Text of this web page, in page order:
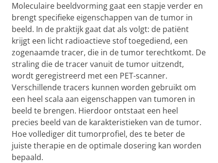
Moleculaire beeldvorming gaat een stapje verder en
brengt specifieke eigenschappen van de tumor in
beeld. In de praktijk gaat dat als volgt: de patiënt
krijgt een licht radioactieve stof toegediend, een
zogenaamde tracer, die in de tumor terechtkomt. De
straling die de tracer vanuit de tumor uitzendt,
wordt geregistreerd met een PET-scanner.
Verschillende tracers kunnen worden gebruikt om
een heel scala aan eigenschappen van tumoren in
beeld te brengen. Hierdoor ontstaat een heel
precies beeld van de karakteristieken van de tumor.
Hoe vollediger dit tumorprofiel, des te beter de
juiste therapie en de optimale dosering kan worden
bepaald.